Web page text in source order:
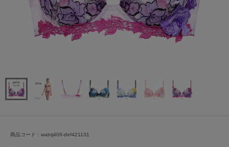
商品コード：wabtj406-def421131